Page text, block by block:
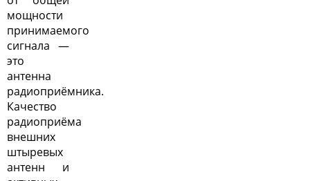
мощности
принимаемого
сигнала —
это
антенна
радиоприёмника.
Качество
радиоприёма
внешних
штыревых
антенн и